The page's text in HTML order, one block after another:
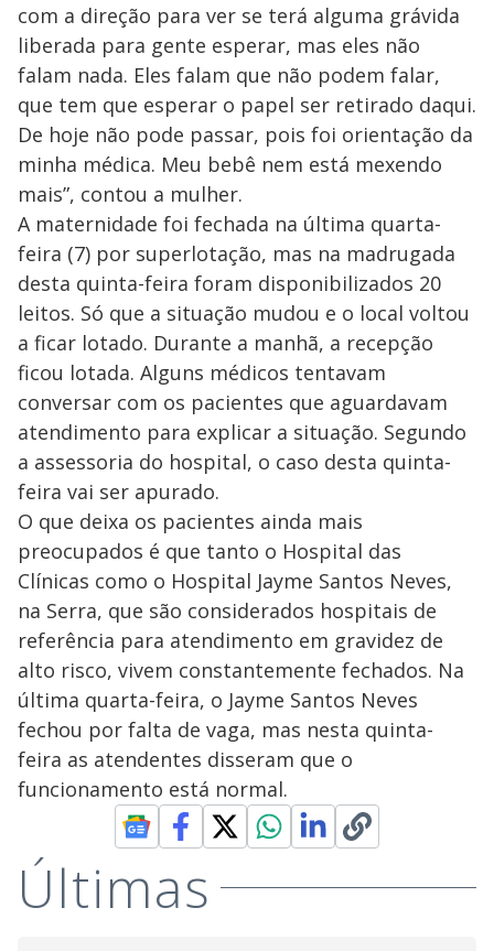
com a direção para ver se terá alguma grávida
liberada para gente esperar, mas eles não
falam nada. Eles falam que não podem falar,
que tem que esperar o papel ser retirado daqui.
De hoje não pode passar, pois foi orientação da
minha médica. Meu bebê nem está mexendo
mais”, contou a mulher.
A maternidade foi fechada na última quarta-
feira (7) por superlotação, mas na madrugada
desta quinta-feira foram disponibilizados 20
leitos. Só que a situação mudou e o local voltou
a ficar lotado. Durante a manhã, a recepção
ficou lotada. Alguns médicos tentavam
conversar com os pacientes que aguardavam
atendimento para explicar a situação. Segundo
a assessoria do hospital, o caso desta quinta-
feira vai ser apurado.
O que deixa os pacientes ainda mais
preocupados é que tanto o Hospital das
Clínicas como o Hospital Jayme Santos Neves,
na Serra, que são considerados hospitais de
referência para atendimento em gravidez de
alto risco, vivem constantemente fechados. Na
última quarta-feira, o Jayme Santos Neves
fechou por falta de vaga, mas nesta quinta-
feira as atendentes disseram que o
funcionamento está normal.
Últimas